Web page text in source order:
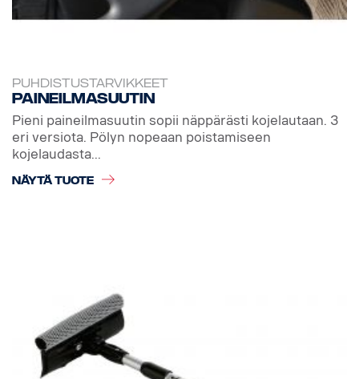
PUHDISTUSTARVIKKEET
Paineilmasuutin
Pieni paineilmasuutin sopii näppärästi kojelautaan. 3
eri versiota. Pölyn nopeaan poistamiseen
kojelaudasta...
NÄYTÄ TUOTE